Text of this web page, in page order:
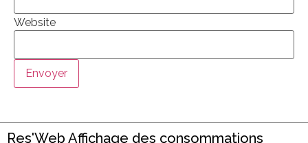
Website
Envoyer
Res'Web Affichage des consommations